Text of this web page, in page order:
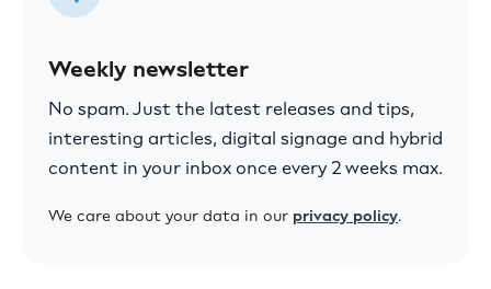
Weekly newsletter
No spam. Just the latest releases and tips,
interesting articles, digital signage and hybrid
content in your inbox once every 2 weeks max.
We care about your data in our privacy policy.